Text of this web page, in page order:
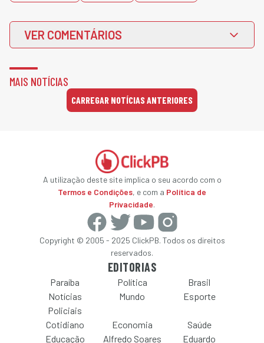
VER COMENTÁRIOS
MAIS NOTÍCIAS
CARREGAR NOTÍCIAS ANTERIORES
A utilização deste site implica o seu acordo com o
Termos e Condições, e com a Política de
Privacidade.
Copyright © 2005 - 2025 ClickPB. Todos os direitos
reservados.
EDITORIAS
Paraíba Política
Brasil
Notícias
Policiais
Mundo Esporte
Cotidiano Economia
Saúde
Educação
Alfredo Soares Eduardo